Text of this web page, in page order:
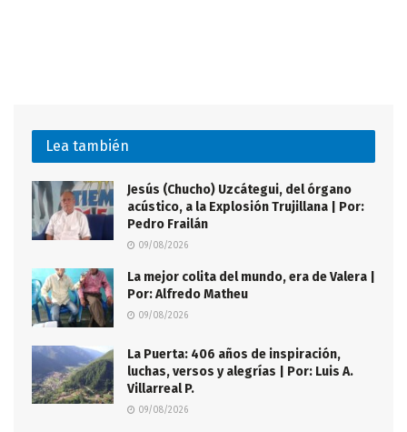
Lea también
Jesús (Chucho) Uzcátegui, del órgano
acústico, a la Explosión Trujillana | Por:
Pedro Frailán
09/08/2026
La mejor colita del mundo, era de Valera |
Por: Alfredo Matheu
09/08/2026
La Puerta: 406 años de inspiración,
luchas, versos y alegrías | Por: Luis A.
Villarreal P.
09/08/2026